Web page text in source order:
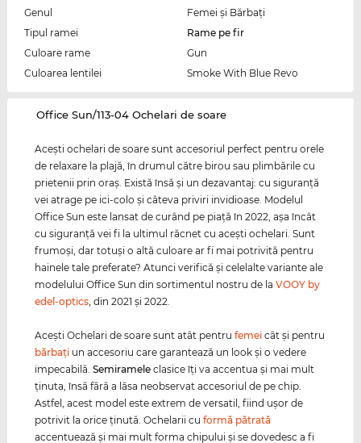
Genul
Femei şi Bărbaţi
Tipul ramei
Rame pe fir
Culoare rame
Gun
Culoarea lentilei
Smoke With Blue Revo
‌Office Sun/113-04 Ochelari de soare
Aceşti ochelari de soare sunt accesoriul perfect pentru orele
de relaxare la plajă, în drumul către birou sau plimbările cu
prietenii prin oraş. Există însă şi un dezavantaj: cu siguranţă
vei atrage pe ici-colo şi câteva priviri invidioase. Modelul
Office Sun este lansat de curând pe piaţă în 2022, aşa încât
cu siguranţă vei fi la ultimul răcnet cu aceşti ochelari. Sunt
frumoşi, dar totuşi o altă culoare ar fi mai potrivită pentru
hainele tale preferate? Atunci verifică şi celelalte variante ale
modelului Office Sun din sortimentul nostru de laVOOY by
edel-optics, din 2021 şi 2022.
Aceşti Ochelari de soare sunt atât pentrufemei cât şi pentru
bărbaţi un accesoriu care garantează un look şi o vedere
impecabilă.Semiramele clasice îţi va accentua şi mai mult
ţinuta, însă fără a lăsa neobservat accesoriul de pe chip.
Astfel, acest model este extrem de versatil, fiind uşor de
potrivit la orice ţinută. Ochelarii cuformă pătrată
accentuează şi mai mult forma chipului şi se dovedesc a fi